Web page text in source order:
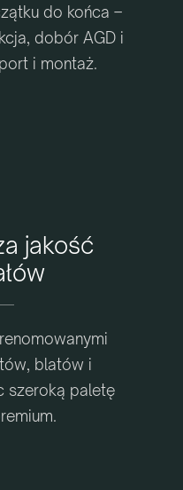
do końca –
dobór AGD i
i montaż.
jakość
blatów i
szeroką paletę